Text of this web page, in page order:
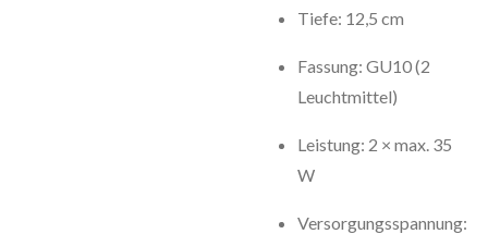
Tiefe: 12,5 cm
Fassung: GU10 (2
Leuchtmittel)
Leistung: 2 × max. 35
W
Versorgungsspannung: